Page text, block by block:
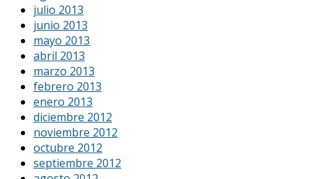
julio 2013
junio 2013
mayo 2013
abril 2013
marzo 2013
febrero 2013
enero 2013
diciembre 2012
noviembre 2012
octubre 2012
septiembre 2012